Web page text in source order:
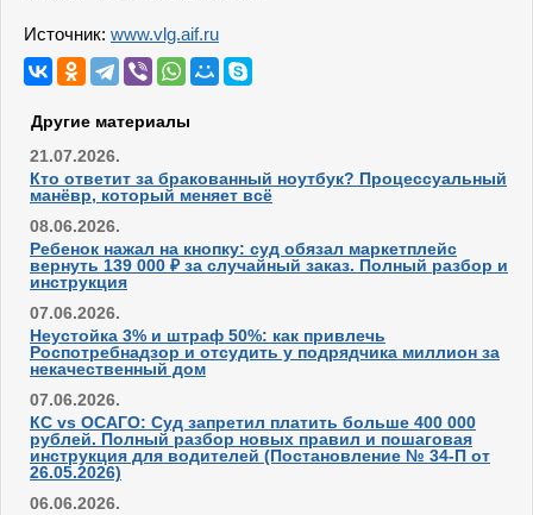
Источник: www.vlg.aif.ru
Другие материалы
21.07.2026.
Кто ответит за бракованный ноутбук? Процессуальный
манёвр, который меняет всё
08.06.2026.
Ребенок нажал на кнопку: суд обязал маркетплейс
вернуть 139 000 ₽ за случайный заказ. Полный разбор и
инструкция
07.06.2026.
Неустойка 3% и штраф 50%: как привлечь
Роспотребнадзор и отсудить у подрядчика миллион за
некачественный дом
07.06.2026.
КС vs ОСАГО: Суд запретил платить больше 400 000
рублей. Полный разбор новых правил и пошаговая
инструкция для водителей (Постановление № 34-П от
26.05.2026)
06.06.2026.